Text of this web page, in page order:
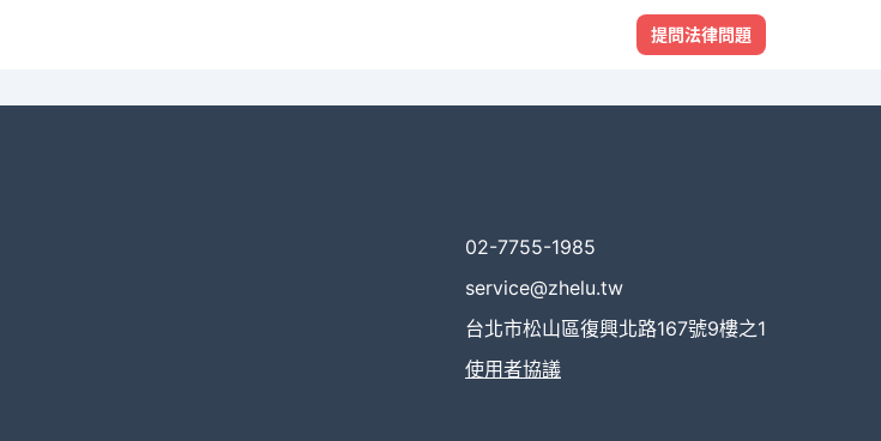
提問法律問題
02-7755-1985
service@zhelu.tw
台北市松山區復興北路167號9樓之1
使用者協議